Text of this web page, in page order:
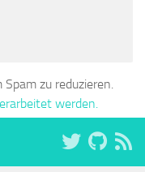
zu reduzieren.
werden.